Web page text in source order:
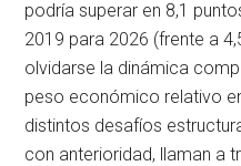
podría superar en 8,1
2019 para 2026 (frente a
olvidarse la dinámica
peso económico relativo
distintos desafíos
con anterioridad, llaman a